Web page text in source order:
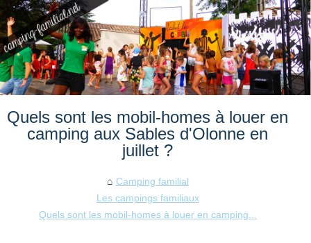
Quels sont les mobil-homes à louer en
camping aux Sables d'Olonne en
juillet ?
Camping familial
Les campings familiaux
Quels sont les mobil-homes à louer en camping...